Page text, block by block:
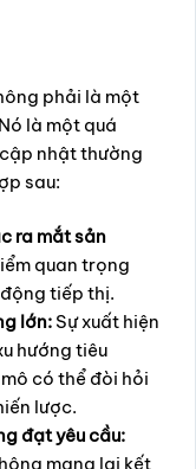
phải là một
là một quá
nhật thường
sau:
ra mắt sản
quan trọng
tiếp thị.
lớn: Sự xuất hiện
hướng tiêu
có thể đòi hỏi
lược.
đạt yêu cầu:
mang lại kết